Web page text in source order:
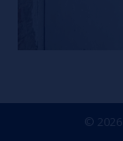
© 2026